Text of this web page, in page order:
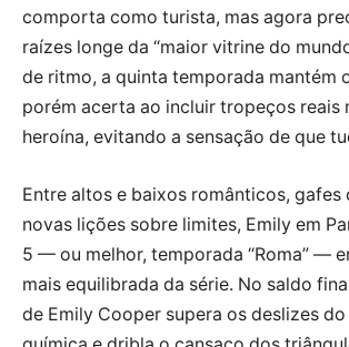
comporta como turista, mas agora
raízes longe da “maior vitrine do
de ritmo, a quinta temporada mantém
porém acerta ao incluir tropeços reais
heroína, evitando a sensação de que
Entre altos e baixos românticos, gafes
novas lições sobre limites, Emily em
5 — ou melhor, temporada “Roma” —
mais equilibrada da série. No saldo
de Emily Cooper supera os deslizes do